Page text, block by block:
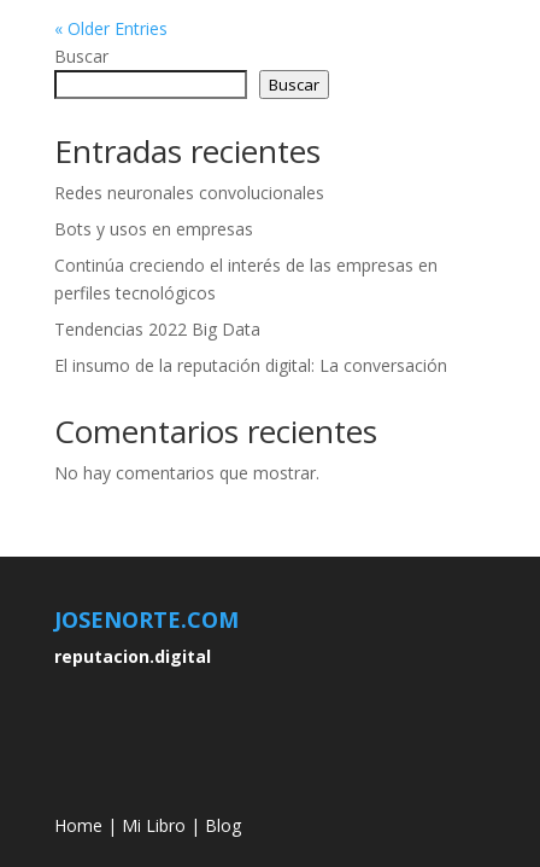
« Older Entries
Buscar
Buscar
Entradas recientes
Redes neuronales convolucionales
Bots y usos en empresas
Continúa creciendo el interés de las empresas en
perfiles tecnológicos
Tendencias 2022 Big Data
El insumo de la reputación digital: La conversación
Comentarios recientes
No hay comentarios que mostrar.
JOSENORTE.COM
reputacion.digital
Home | Mi Libro | Blog